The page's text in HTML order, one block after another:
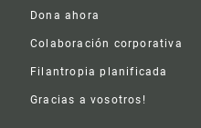
Dona ahora
Colaboración corporativa
Filantropia planificada
Gracias a vosotros!